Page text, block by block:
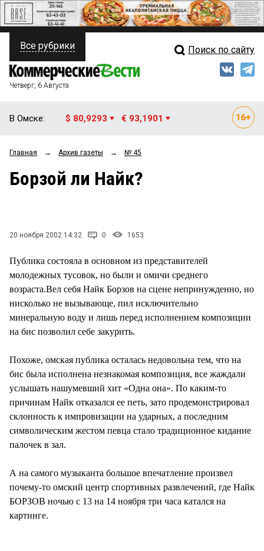
ПОЛИТИКА
ФИНАНСЫ
ОБЩЕСТВО
ЗАКОН
ПРОИСШЕСТВИЯ
СТИЛЬ ЖИЗНИ
Свежий выпуск
Все рубрики Поиск по сайту
Четверг, 6 Августа
В Омске: $ 80,9293 € 93,1901
Главная → Архив газеты → № 45
Борзой ли Найк?
20 ноября 2002 14:32 0 1653
Публика состояла в основном из представителей
молодежных тусовок, но были и омичи среднего
возраста.Вел себя Найк Борзов на сцене непринужденно, но
нисколько не вызывающе, пил исключительно
минеральную воду и лишь перед исполнением композиции
на бис позволил себе закурить.
Похоже, омская публика осталась недовольна тем, что на
бис была исполнена незнакомая композиция, все жаждали
услышать нашумевший хит «Одна она». По каким-то
причинам Найк отказался ее петь, зато продемонстрировал
склонность к импровизации на ударных, а последним
символическим жестом певца стало традиционное кидание
палочек в зал.
А на самого музыканта большое впечатление произвел
почему-то омский центр спортивных развлечений, где Найк
БОРЗОВ ночью с 13 на 14 ноября три часа катался на
картинге.